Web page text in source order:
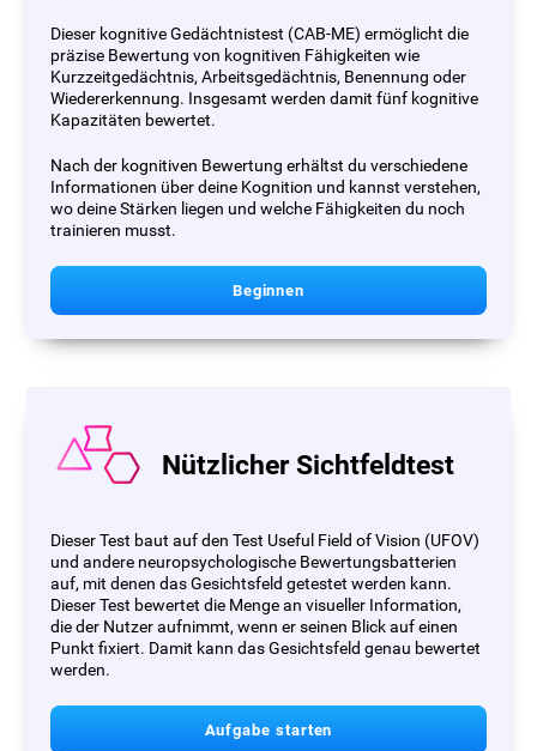
Dieser kognitive Gedächtnistest (CAB-ME) ermöglicht die
präzise Bewertung von kognitiven Fähigkeiten wie
Kurzzeitgedächtnis, Arbeitsgedächtnis, Benennung oder
Wiedererkennung. Insgesamt werden damit fünf kognitive
Kapazitäten bewertet.
Nach der kognitiven Bewertung erhältst du verschiedene
Informationen über deine Kognition und kannst verstehen,
wo deine Stärken liegen und welche Fähigkeiten du noch
trainieren musst.
Beginnen
Nützlicher Sichtfeldtest
Dieser Test baut auf den Test Useful Field of Vision (UFOV)
und andere neuropsychologische Bewertungsbatterien
auf, mit denen das Gesichtsfeld getestet werden kann.
Dieser Test bewertet die Menge an visueller Information,
die der Nutzer aufnimmt, wenn er seinen Blick auf einen
Punkt fixiert. Damit kann das Gesichtsfeld genau bewertet
werden.
Aufgabe starten